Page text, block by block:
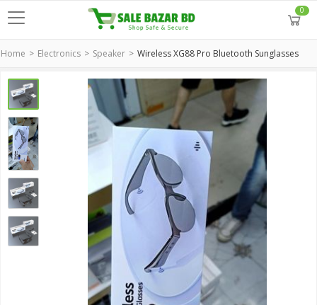
0
Home Electronics Speaker Wireless XG88 Pro Bluetooth Sunglasses